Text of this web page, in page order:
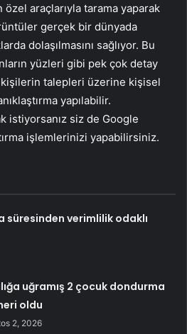
özel araçlarıyla tarama yaparak
gerçek bir dünyada
dolaşılmasını sağlıyor. Bu
yüzleri gibi pek çok detay
talepleri üzerine kişisel
yapılabilir.
istiyorsanız siz de Google
işlemlerinizi yapabilirsiniz.
süresinden verimlilik odaklı
uğramış 2 çocuk dondurma
oldu
2, 2026